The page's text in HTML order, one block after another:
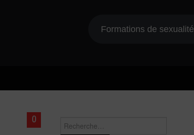
Formations de sexualité
0